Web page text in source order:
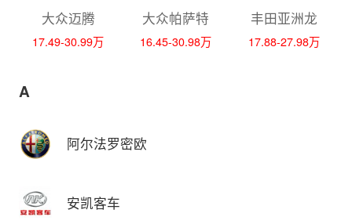
大众迈腾
17.49-30.99万
大众帕萨特
16.45-30.98万
丰田亚洲龙
17.88-27.98万
A
阿尔法罗密欧
安凯客车